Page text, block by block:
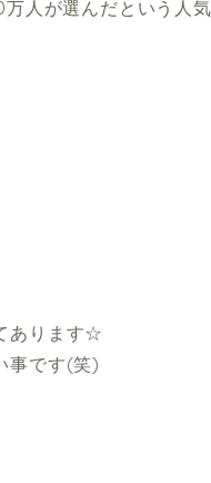
人が選んだという人
あります☆
事です(笑)